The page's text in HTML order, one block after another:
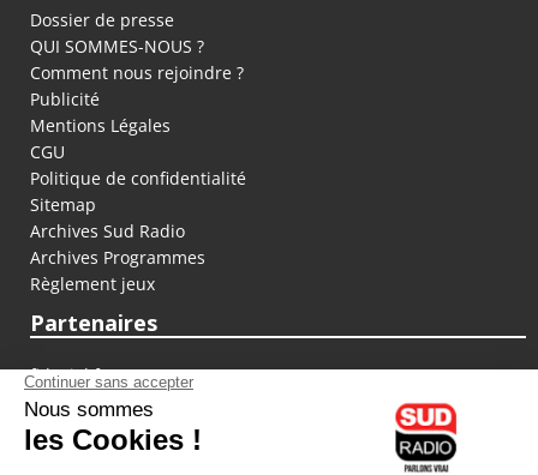
Dossier de presse
QUI SOMMES-NOUS ?
Comment nous rejoindre ?
Publicité
Mentions Légales
CGU
Politique de confidentialité
Sitemap
Archives Sud Radio
Archives Programmes
Règlement jeux
Partenaires
fiducial.fr
lyoncapitale.fr
olympique-et-lyonnais.com